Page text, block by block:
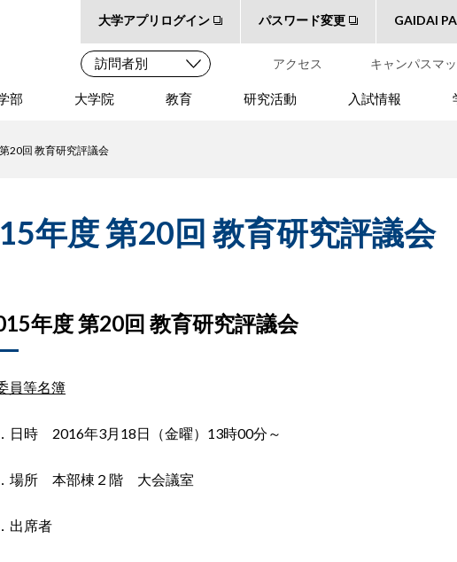
大学アプリログイン パスワード変更 GAIDAI
アクセス キャンパスマ
部 大学院 教育 研究活動 入試情報
20回 教育研究評議会
年度 第20回 教育研究評議会
年度 第20回 教育研究評議会
員等名簿
日時 2016年3月18日（金曜）13時00分～
場所 本部棟２階 大会議室
出席者